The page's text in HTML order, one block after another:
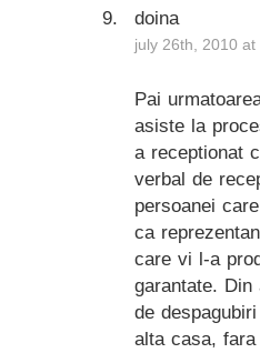
doina
july 26th, 2010
Pai
asiste la
a receptionat
verbal de
persoanei
ca
care vi l-a
garantate.
de
alta casa,